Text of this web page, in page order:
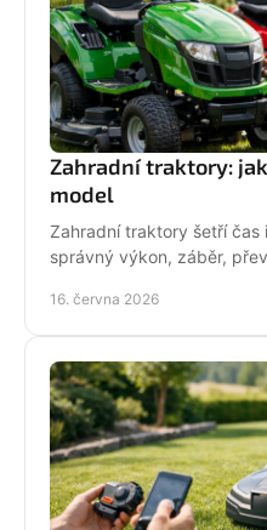
Zahradní traktory:
model
Zahradní traktory šetří čas
správný výkon, záběr,
16. června 2026